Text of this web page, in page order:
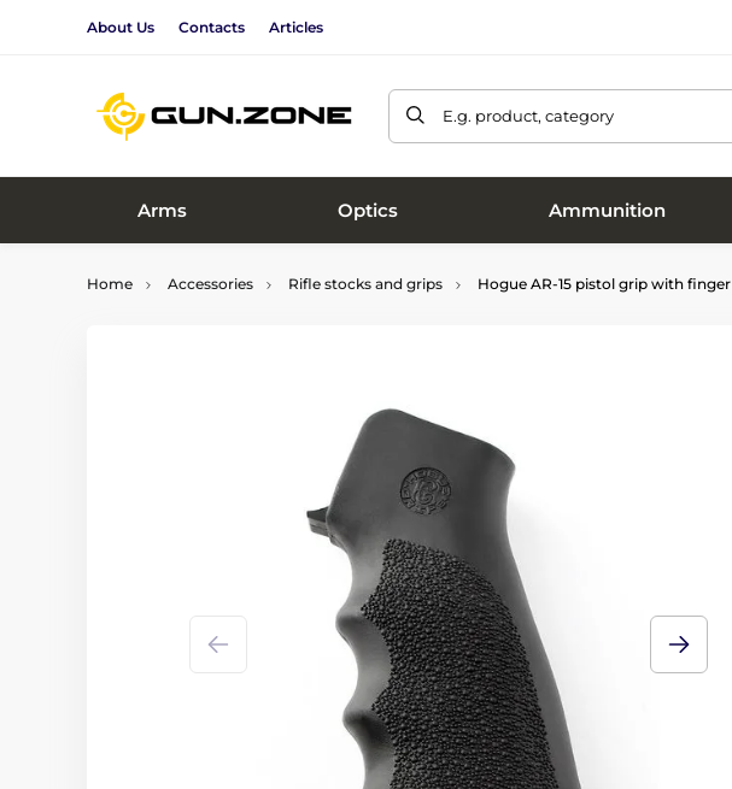
About Us Contacts Articles
E.g. product, category
Arms Optics Ammunition
Home Accessories Rifle stocks and grips Hogue AR-15 pistol grip with